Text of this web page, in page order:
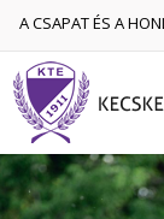
A CSAPAT ÉS A